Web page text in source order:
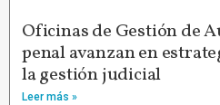
Oficinas de Gestión de
penal avanzan en
la gestión judicial
Leer más »